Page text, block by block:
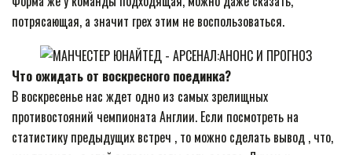
потрясающая, а значит грех этим не воспользоваться.
Что ожидать от воскресного поединка?
В воскресенье нас ждет одно из самых зрелищных
противостояний чемпионата Англии. Если посмотреть на
статистику предыдущих встреч , то можно сделать вывод , что,